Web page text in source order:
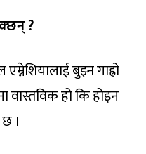
?
बुझ्न गाह्रो
वास्तविक हो कि होइन
।